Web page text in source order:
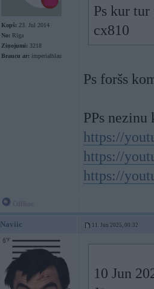
Kopš: 23. Jul 2014
No: Rīga
Ziņojumi: 3218
Braucu ar: imperialblau
Ps kur
cx810
Ps foršs
PPs
https://
https://
https://
Naviic 11. Jun 2025, 00:32
10 Jun